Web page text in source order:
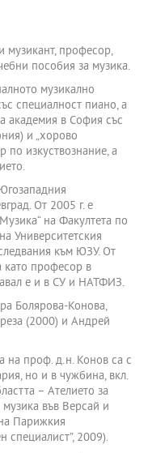
музикант, професор,
пособия за музика.
музикално
специалност пиано, а
академия в София със
и „хорово
по изкуствознание, а
От 2005 г. е
на Факултета по
Университетския
към ЮЗУ. От
като професор в
e и в СУ и НАТФИЗ.
Болярова-Конова,
(2000) и Андрей
на проф. д.н. Конов са с
но и в чужбина, вкл.
– Ателието за
във Версай и
Парижкия
специалист”, 2009).